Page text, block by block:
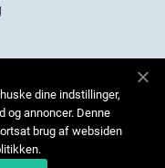
dine indstillinger,
og annoncer. Denne
brug af websiden